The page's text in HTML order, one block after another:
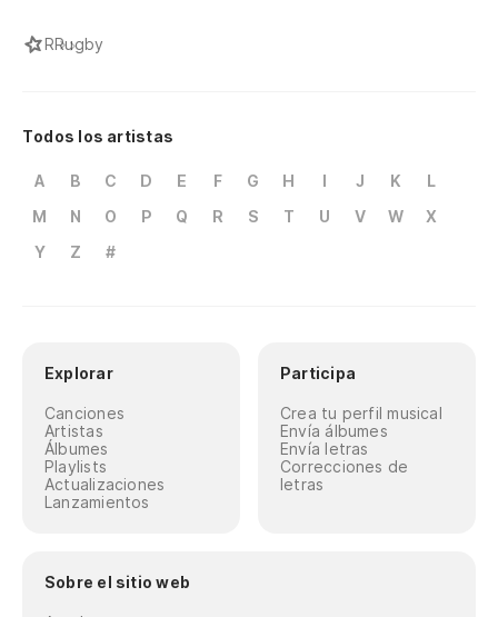
RRugby
Todos los artistas
A B C D E F G H I J K
L
M
N O P Q R S T U V W
X
Y
Z #
Explorar
Canciones
Artistas
Álbumes
Playlists
Actualizaciones
Lanzamientos
Participa
Crea tu perfil musical
Envía álbumes
Envía letras
Correcciones de
letras
Sobre el sitio web